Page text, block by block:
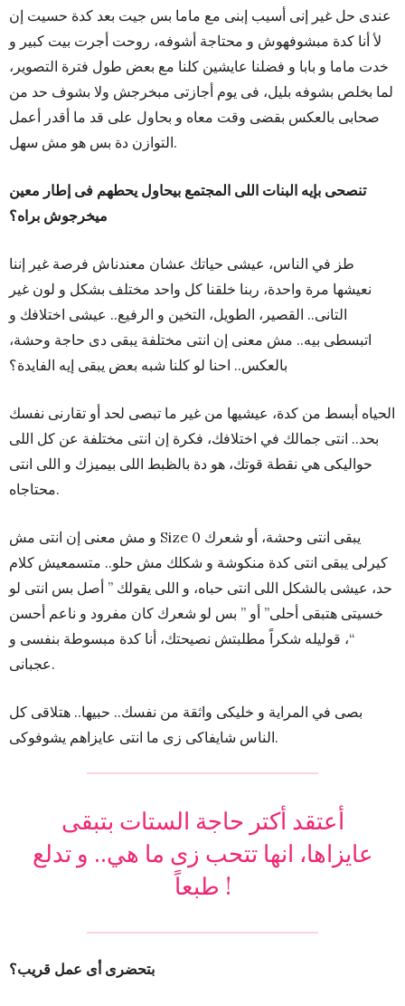
عندى حل غير إنى أسيب إبنى مع ماما بس جيت بعد كدة حسيت إن
لأ أنا كدة مبشوفهوش و محتاجة أشوفه، روحت أجرت بيت كبير و
خدت ماما و بابا و فضلنا عايشين كلنا مع بعض طول فترة التصوير،
لما بخلص بشوفه بليل، فى يوم أجازتى مبخرجش ولا بشوف حد من
صحابى بالعكس بقضى وقت معاه و بحاول على قد ما أقدر أعمل
التوازن دة بس هو مش سهل.
تنصحى بإيه البنات اللى المجتمع بيحاول يحطهم فى إطار معين
ميخرجوش براه؟
طز في الناس، عيشى حياتك عشان معندناش فرصة غير إننا
نعيشها مرة واحدة، ربنا خلقنا كل واحد مختلف بشكل و لون غير
التانى.. القصير، الطويل، التخين و الرفيع.. عيشى اختلافك و
اتبسطى بيه.. مش معنى إن انتى مختلفة يبقى دى حاجة وحشة،
بالعكس.. احنا لو كلنا شبه بعض يبقى إيه الفايدة؟
الحياه أبسط من كدة، عيشيها من غير ما تبصى لحد أو تقارنى نفسك
بحد.. انتى جمالك في اختلافك، فكرة إن انتى مختلفة عن كل اللى
حواليكى هي نقطة قوتك، هو دة بالظبط اللى بيميزك و اللى انتى
محتاجاه.
و مش معنى إن انتى مش Size 0 يبقى انتى وحشة، أو شعرك
كيرلى يبقى انتى كدة منكوشة و شكلك مش حلو.. متسمعيش كلام
حد، عيشى بالشكل اللى انتى حباه، و اللى يقولك ” أصل بس انتى لو
خسيتى هتبقى أحلى” أو ” بس لو شعرك كان مفرود و ناعم أحسن
“، قوليله شكراً مطلبتش نصيحتك، أنا كدة مبسوطة بنفسى و
عجبانى.
بصى في المراية و خليكى واثقة من نفسك.. حبيها.. هتلاقى كل
الناس شايفاكى زى ما انتى عايزاهم يشوفوكى.
أعتقد أكتر حاجة الستات بتبقى
عايزاها، انها تتحب زى ما هي.. و تدلع
طبعاً !
بتحضرى أى عمل قريب؟